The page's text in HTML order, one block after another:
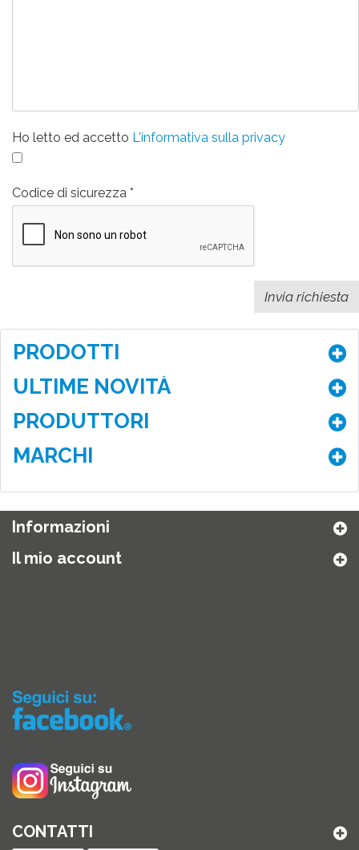
Ho letto ed accetto L'informativa sulla privacy
Codice di sicurezza
PRODOTTI
ULTIME NOVITÀ
PRODUTTORI
MARCHI
Informazioni
Il mio account
CONTATTI